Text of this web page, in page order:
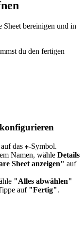
Sheet bereinigen und in
du den fertigen
das +-Symbol.
Namen, wähle Details
Sheet anzeigen" auf
"Alles abwählen"
auf "Fertig".